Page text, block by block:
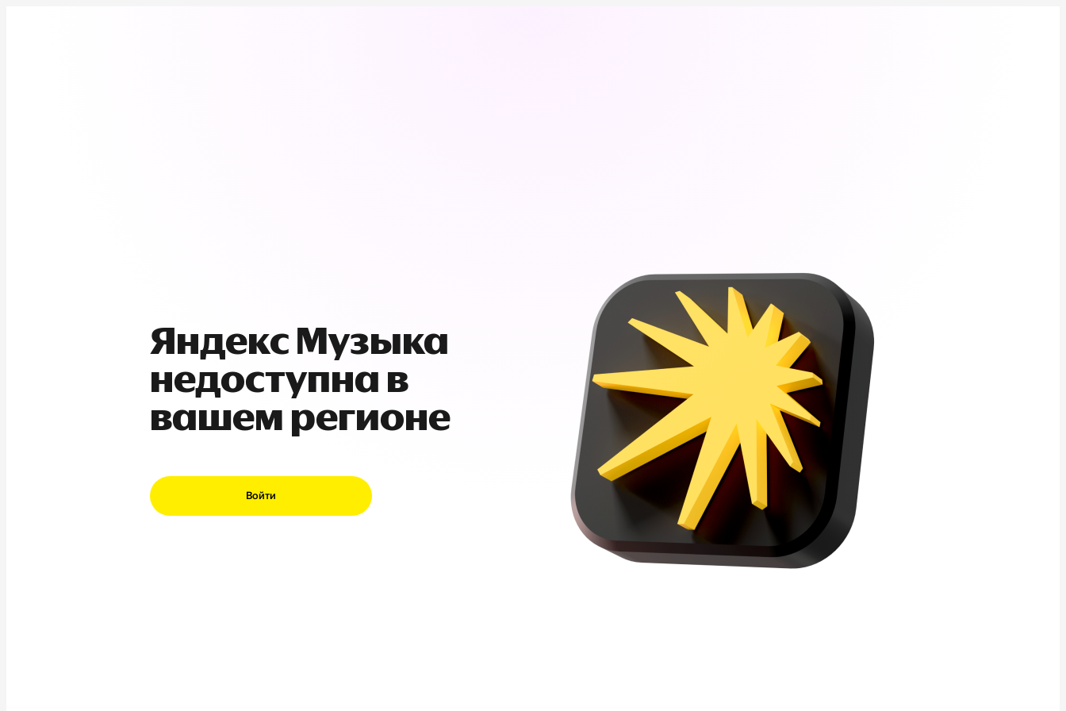
Яндекс Музыка
недоступна в
вашем регионе
Войти